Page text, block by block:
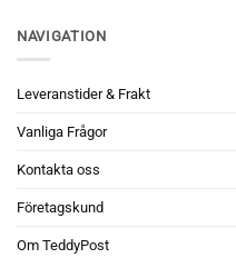
NAVIGATION
Leveranstider & Frakt
Vanliga Frågor
Kontakta oss
Företagskund
Om TeddyPost